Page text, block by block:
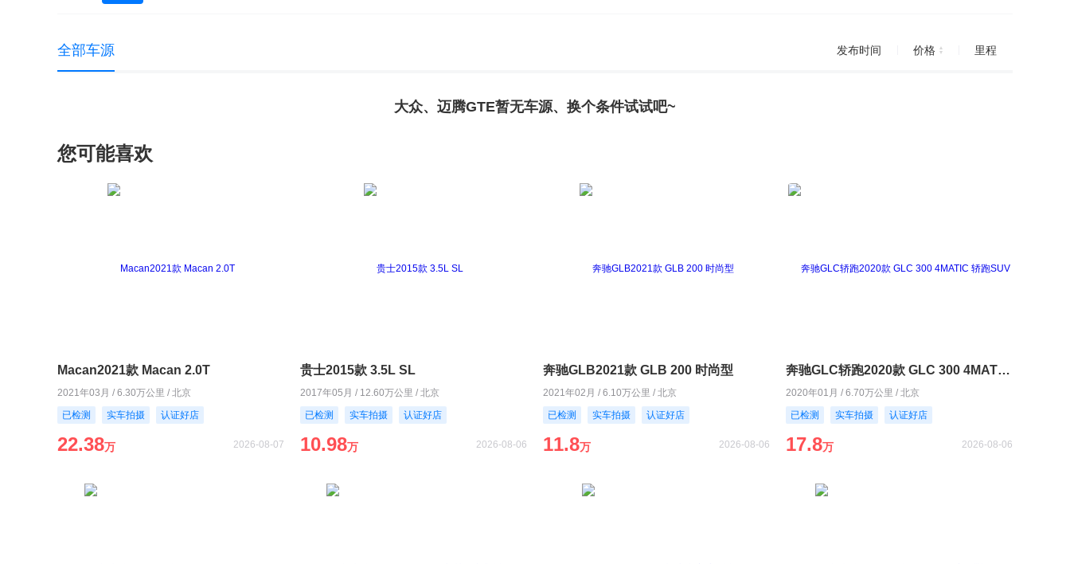
途锐
全部车源 发布时间 价格 里程
大众、迈腾GTE暂无车源、换个条件试试吧~
您可能喜欢
Macan2021款 Macan 2.0T
2021年03月 / 6.30万公里 / 北京
已检测
实车拍摄 认证好店
22.38万 2026-08-07
贵士2015款 3.5L SL
2017年05月 / 12.60万公里 / 北京
已检测
实车拍摄 认证好店
10.98万 2026-08-06
奔驰GLB2021款 GLB 200 时尚型
2021年02月 / 6.10万公里 / 北京
已检测
实车拍摄 认证好店
11.8万 2026-08-06
奔驰GLC轿跑2020款 GLC 300 4MATIC 轿跑SUV
2020年01月 / 6.70万公里 / 北京
已检测
实车拍摄 认证好店
17.8万 2026-08-06